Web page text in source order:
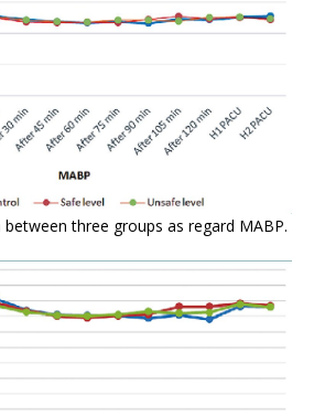
three groups as regard MABP.